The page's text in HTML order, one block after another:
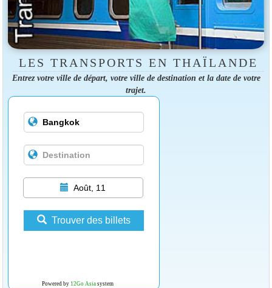
LES TRANSPORTS EN THAÏLANDE
Entrez votre ville de départ, votre ville de destination et la date de votre
trajet.
Août, 11
Trouver des billets
Powered by 12Go Asiasystem